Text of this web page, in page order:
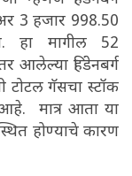
3 हजार 998.50
हा मागील 52
आलेल्या हिंडेनबर्ग
टोटल गॅसचा स्टॉक
मात्र आता या
होण्याचे कारण